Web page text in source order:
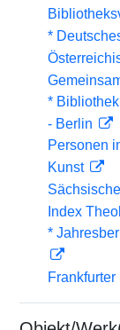
*
*
- Berlin
Personen
Kunst
Index
*